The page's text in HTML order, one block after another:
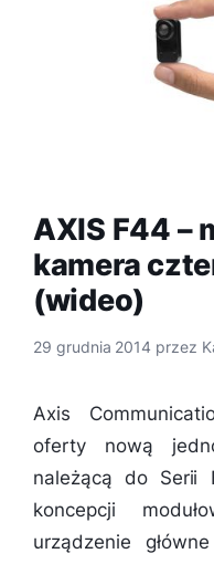
AXIS F44 –
kamera
(wideo)
29 grudnia 2014 przez
Axis
oferty nową
należącą do
koncepcji
urządzenie